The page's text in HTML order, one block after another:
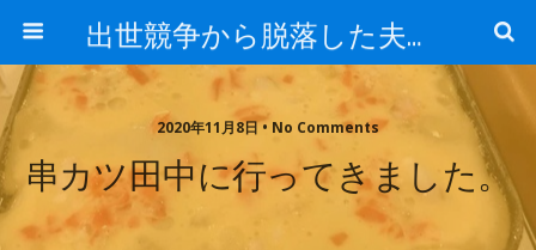
出世競争から脱落した夫と妻の日常
2020年11月8日 • No Comments
串カツ田中に行ってきました。